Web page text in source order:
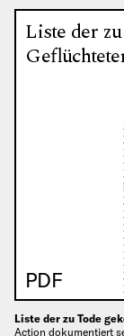
Liste der
PDF
Liste der zu Tode
Action dokumentiert